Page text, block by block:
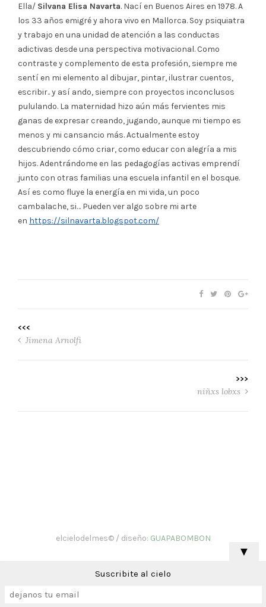
Ella/ Silvana Elisa Navarta. Nací en Buenos Aires en 1978. A
los 33 años emigré y ahora vivo en Mallorca. Soy psiquiatra
y trabajo en una unidad de atención a las conductas
adictivas desde una perspectiva motivacional. Como
contraste y complemento de esta profesión, siempre me
sentí en mi elemento al dibujar, pintar, ilustrar cuentos,
escribir.. y así ando, siempre con proyectos inconclusos
pululando. La maternidad hizo aún más fervientes mis
ganas de expresar creando, jugando, aunque mi tiempo es
menos y mi cansancio más. Actualmente estoy
descubriendo cómo criar, como educar con alegría a mis
hijos. Adentrándome en las pedagogías activas emprendí
junto con otras familias una escuela infantil en el bosque.
Así es como fluye la energía en mi vida, un poco
cambalache, si… Pueden ver algo sobre mi arte
en https://silnavarta.blogspot.com/
<<<
Jimena Arnolfi
>>>
niñxs lobxs
elcielodelmes© / diseño: GUAPABOMBON
▼
Suscribite al cielo